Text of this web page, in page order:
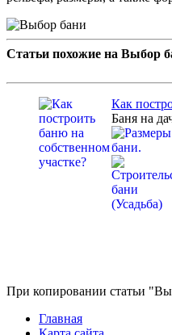
Статьи похожие на Выбор
Как
Баня на
При копировании статьи
Главная